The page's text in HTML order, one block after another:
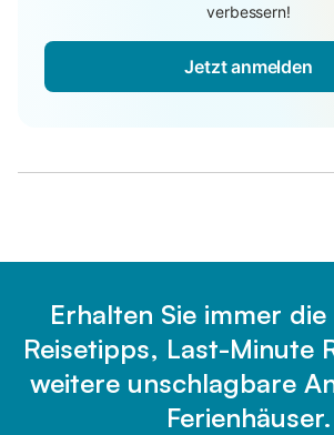
verbessern!
Jetzt anmelden
Erhalten Sie immer
Reisetipps, Last-Minute
weitere unschlagbare
Ferienhäuser.